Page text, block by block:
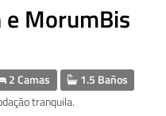
MorumBis
2 Camas 1.5 Baños
tranquila.